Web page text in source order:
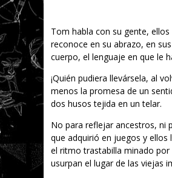
Tom habla con su gente,
reconoce en su abrazo, en
cuerpo, el lenguaje en que le
¡Quién pudiera llevársela, al
menos la promesa de un
dos husos tejida en un telar.
No para reflejar ancestros, ni
que adquirió en juegos y ellos
el ritmo trastabilla minado por
usurpan el lugar de las viejas